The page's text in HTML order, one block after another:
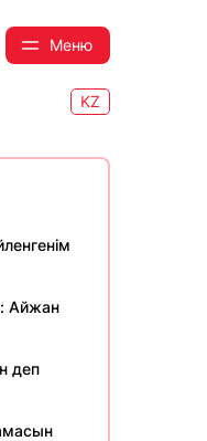
Меню
KZ
Айжан
деп